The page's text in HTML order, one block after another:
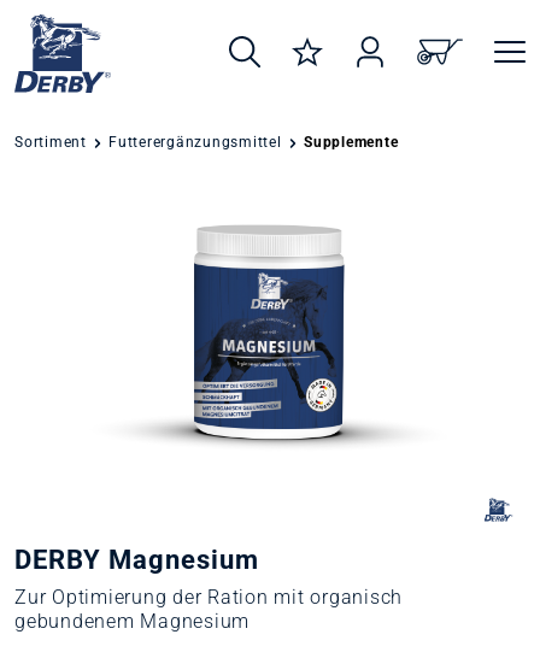
springen
Sortiment Futterergänzungsmittel Supplemente
DERBY Magnesium
Zur Optimierung der Ration mit organisch
gebundenem Magnesium